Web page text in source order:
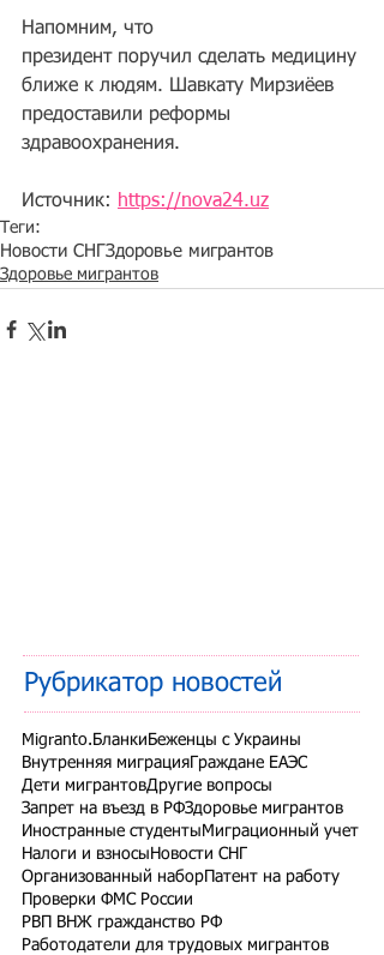
Напомним, что
президент поручил сделать медицину
ближе к людям. Шавкату Мирзиёев
предоставили реформы
здравоохранения.
Источник: https://nova24.uz
Теги:
Новости СНГЗдоровье мигрантов
Здоровье мигрантов
Рубрикатор новостей
Migranto.Бланки Беженцы с Украины
Внутренняя миграция Граждане ЕАЭС
Дети мигрантовДругие вопросы
Запрет на въезд в РФЗдоровье мигрантов
Иностранные студенты Миграционный учет
Налоги и взносы Новости СНГ
Организованный набор Патент на работу
Проверки ФМС России
РВП ВНЖ гражданство РФ
Работодатели для трудовых мигрантов